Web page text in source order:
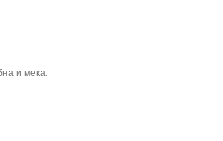
и мека.